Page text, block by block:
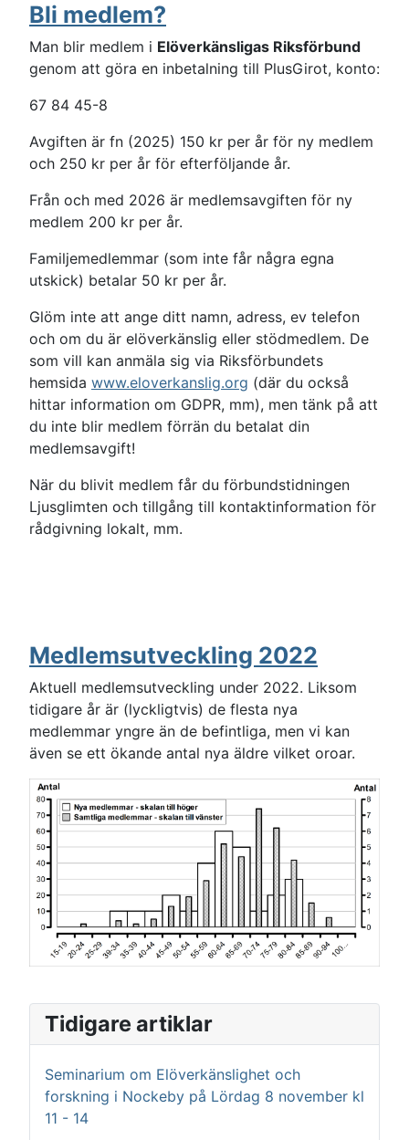
Bli medlem?
Man blir medlem i Elöverkänsligas Riksförbund
genom att göra en inbetalning till PlusGirot, konto:
67 84 45-8
Avgiften är fn (2025) 150 kr per år för ny medlem
och 250 kr per år för efterföljande år.
Från och med 2026 är medlemsavgiften för ny
medlem 200 kr per år.
Familjemedlemmar (som inte får några egna
utskick) betalar 50 kr per år.
Glöm inte att ange ditt namn, adress, ev telefon
och om du är elöverkänslig eller stödmedlem. De
som vill kan anmäla sig via Riksförbundets
hemsida www.eloverkanslig.org (där du också
hittar information om GDPR, mm), men tänk på att
du inte blir medlem förrän du betalat din
medlemsavgift!
När du blivit medlem får du förbundstidningen
Ljusglimten och tillgång till kontaktinformation för
rådgivning lokalt, mm.
Medlemsutveckling 2022
Aktuell medlemsutveckling under 2022. Liksom
tidigare år är (lyckligtvis) de flesta nya
medlemmar yngre än de befintliga, men vi kan
även se ett ökande antal nya äldre vilket oroar.
Tidigare artiklar
Seminarium om Elöverkänslighet och
forskning i Nockeby på Lördag 8 november kl
11 - 14